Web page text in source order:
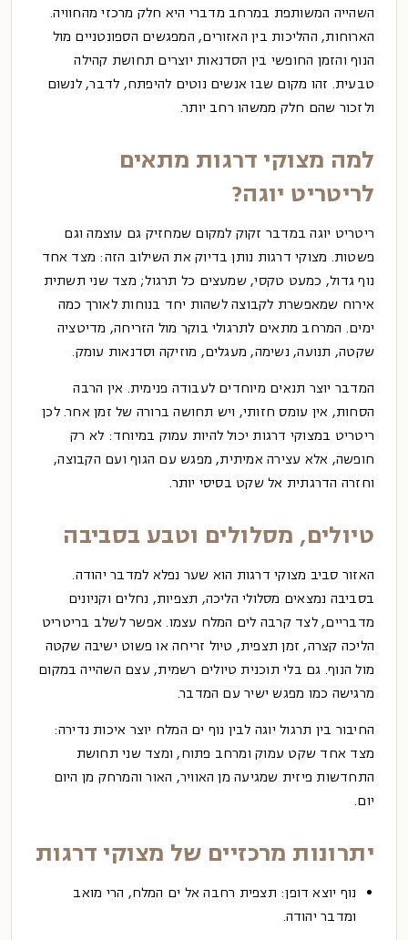
השהייה המשותפת במרחב מדברי היא חלק מרכזי מהחוויה.
הארוחות, ההליכות בין האזורים, המפגשים הספונטניים מול
הנוף והזמן החופשי בין הסדנאות יוצרים תחושת קהילה
טבעית. זהו מקום שבו אנשים נוטים להיפתח, לדבר, לנשום
ולזכור שהם חלק ממשהו רחב יותר.
למה מצוקי דרגות מתאים
לריטריט יוגה?
ריטריט יוגה במדבר זקוק למקום שמחזיק גם עוצמה וגם
פשטות. מצוקי דרגות נותן בדיוק את השילוב הזה: מצד אחד
נוף גדול, כמעט טקסי, שמעצים כל תרגול; מצד שני תשתית
אירוח שמאפשרת לקבוצה לשהות יחד בנוחות לאורך כמה
ימים. המרחב מתאים לתרגולי בוקר מול הזריחה, מדיטציה
שקטה, תנועה, נשימה, מעגלים, מוזיקה וסדנאות עומק.
המדבר יוצר תנאים מיוחדים לעבודה פנימית. אין הרבה
הסחות, אין עומס חזותי, ויש תחושה ברורה של זמן אחר. לכן
ריטריט במצוקי דרגות יכול להיות עמוק במיוחד: לא רק
חופשה, אלא עצירה אמיתית, מפגש עם הגוף ועם הקבוצה,
וחזרה הדרגתית אל שקט בסיסי יותר.
טיולים, מסלולים וטבע בסביבה
האזור סביב מצוקי דרגות הוא שער נפלא למדבר יהודה.
בסביבה נמצאים מסלולי הליכה, תצפיות, נחלים וקניונים
מדבריים, לצד קרבה לים המלח עצמו. אפשר לשלב בריטריט
הליכה קצרה, זמן תצפית, טיול זריחה או פשוט ישיבה שקטה
מול הנוף. גם בלי תוכנית טיולים רשמית, עצם השהייה במקום
מרגישה כמו מפגש ישיר עם המדבר.
החיבור בין תרגול יוגה לבין נוף ים המלח יוצר איכות נדירה:
מצד אחד שקט עמוק ומרחב פתוח, ומצד שני תחושת
התחדשות פיזית שמגיעה מן האוויר, האור והמרחק מן היום
יום.
יתרונות מרכזיים של מצוקי דרגות
נוף יוצא דופן: תצפית רחבה אל ים המלח, הרי מואב
ומדבר יהודה.